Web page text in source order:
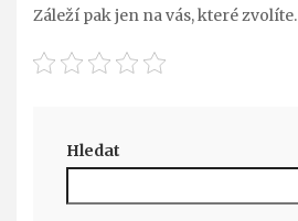
Záleží pak jen na vás, které zvolíte.
Hledat